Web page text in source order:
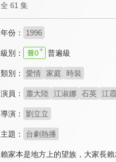
全 61 集
年份： 1996
級別： 普遍級
類別： 愛情 家庭 時裝
演員： 蕭大陸 江淑娜 石英 江霞
導演： 劉立立
主題： 台劇熱播
賴家本是地方上的望族，大家長